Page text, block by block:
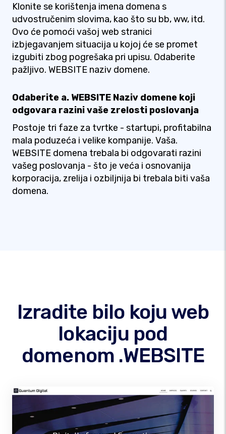
Klonite se korištenja imena domena s
udvostručenim slovima, kao što su bb, ww, itd.
Ovo će pomoći vašoj web stranici
izbjegavanjem situacija u kojoj će se promet
izgubiti zbog pogrešaka pri upisu. Odaberite
pažljivo. WEBSITE naziv domene.
Odaberite a. WEBSITE Naziv domene koji
odgovara razini vaše zrelosti poslovanja
Postoje tri faze za tvrtke - startupi, profitabilna
mala poduzeća i velike kompanije. Vaša.
WEBSITE domena trebala bi odgovarati razini
vašeg poslovanja - što je veća i osnovanija
korporacija, zrelija i ozbiljnija bi trebala biti vaša
domena.
Izradite bilo koju web
lokaciju pod
domenom .WEBSITE